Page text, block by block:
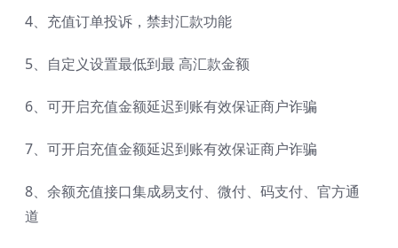
4、充值订单投诉，禁封汇款功能
5、自定义设置最低到最 高汇款金额
6、可开启充值金额延迟到账有效保证商户诈骗
7、可开启充值金额延迟到账有效保证商户诈骗
8、余额充值接口集成易支付、微付、码支付、官方通
道